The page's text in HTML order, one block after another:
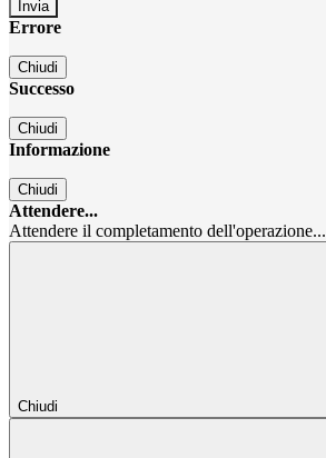
Errore
Chiudi
Successo
Chiudi
Informazione
Chiudi
Attendere...
Attendere il completamento dell'operazione...
Chiudi